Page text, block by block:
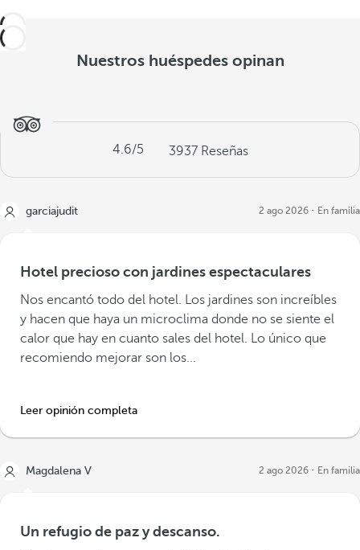
Nuestros huéspedes opinan
4.6/5 3937 Reseñas
garciajudit 2 ago 2026 En familia
Hotel precioso con jardines espectaculares
Nos encantó todo del hotel. Los jardines son increíbles
y hacen que haya un microclima donde no se siente el
calor que hay en cuanto sales del hotel. Lo único que
recomiendo mejorar son los...
Leer opinión completa
Magdalena V 2 ago 2026 En familia
Un refugio de paz y descanso.